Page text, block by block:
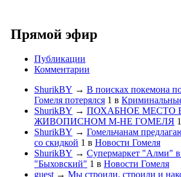
Прямой эфир
Публикации
Комментарии
ShurikBY → В поисках покемона
Гомеля потерялся 1 в
ShurikBY → ПОХАБНОЕ МЕСТО
ЖИВОПИСНОМ М-НЕ ГОМЕЛЯ 1
ShurikBY → Гомельчанам
со скидкой 1 в Новости Гомеля
ShurikBY → Супермаркет "Алми"
"Быховский" 1 в Новости Гомеля
guest→ Мы строили, строили и